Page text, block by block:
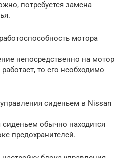
потребуется замена
мотора
непосредственно на мотор
то его необходимо
сиденьем в Nissan
обычно находится
предохранителей.